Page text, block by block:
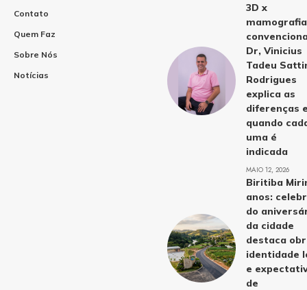
Contato
Quem Faz
Sobre Nós
Notícias
3D x
mamografia
Dr, Vinicius
Tadeu
Rodrigues
explica as
diferenças
quando
uma é
indicada
MAIO 12, 2026
Biritiba
anos:
do
da cidade
destaca
identidade
e
de